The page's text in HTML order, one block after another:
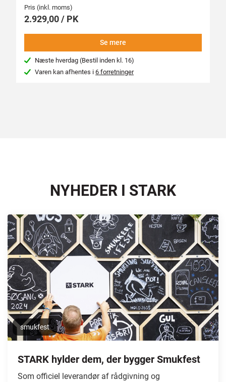
Pris (inkl. moms)
2.929,00 / PK
Se mere
Næste hverdag (Bestil inden kl. 16)
Varen kan afhentes i6 forretninger
NYHEDER I STARK
smukfest
STARK hylder dem, der bygger Smukfest
Som officiel leverandør af rådgivning og